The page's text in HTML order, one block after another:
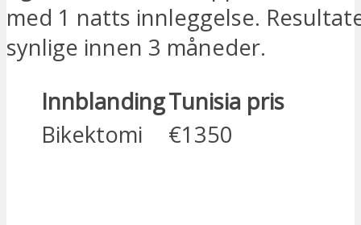
med 1 natts innleggelse.
synlige innen 3 måneder.
InnblandingTunisia pris
Bikektomi
€1350